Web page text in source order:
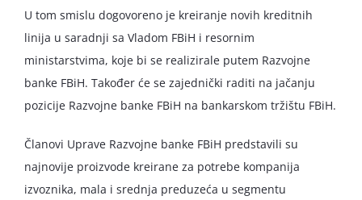
U tom smislu dogovoreno je kreiranje novih kreditnih
linija u saradnji sa Vladom FBiH i resornim
ministarstvima, koje bi se realizirale putem Razvojne
banke FBiH. Također će se zajednički raditi na jačanju
pozicije Razvojne banke FBiH na bankarskom tržištu FBiH.
Članovi Uprave Razvojne banke FBiH predstavili su
najnovije proizvode kreirane za potrebe kompanija
izvoznika, mala i srednja preduzeća u segmentu